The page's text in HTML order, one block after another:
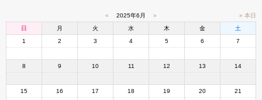
« 2025年6月 »
» 本日
日
月 火 水 木 金
土
1
2 3 4 5 6 7
8 9 10 11 12 13 14
15 16 17 18 19 20 21